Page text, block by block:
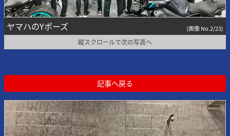
ヤマハのYポーズ (画像 No.2/23)
縦スクロールで次の写真へ
記事へ戻る